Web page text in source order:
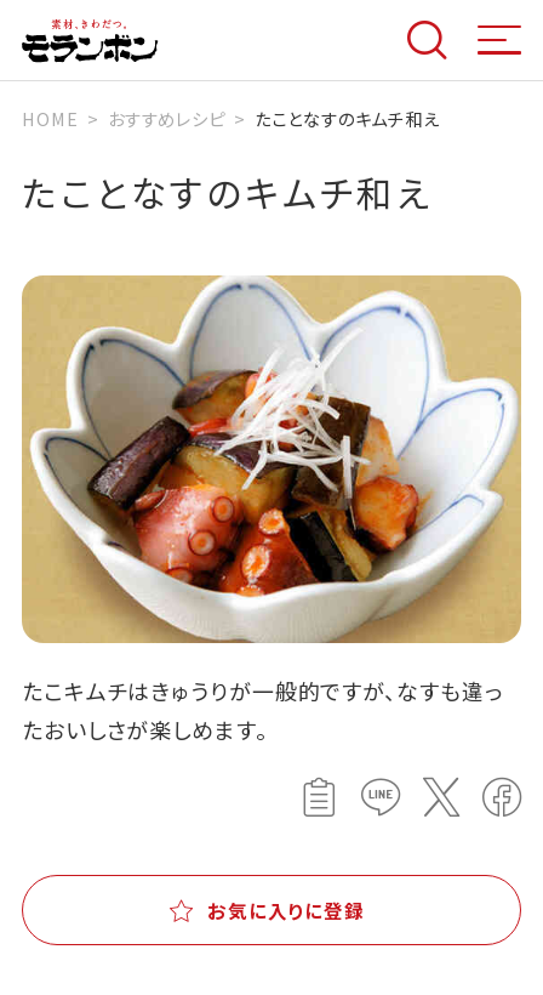
HOME おすすめレシピ たことなすのキムチ和え
たことなすのキムチ和え
たこキムチはきゅうりが一般的ですが、なすも違っ
たおいしさが楽しめます。
お気に入りに登録